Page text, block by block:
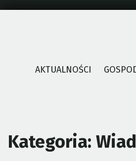
AKTUALNOŚCI
Kategoria: